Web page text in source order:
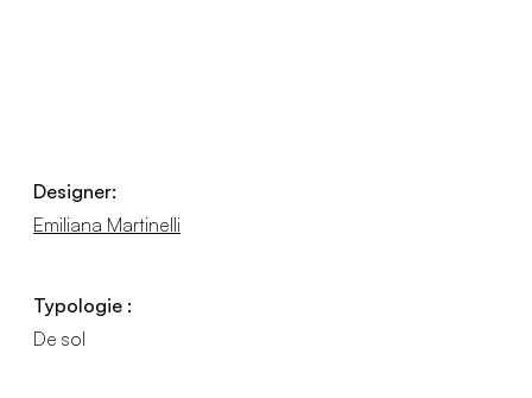
Designer:
Emiliana Martinelli
Typologie :
De sol